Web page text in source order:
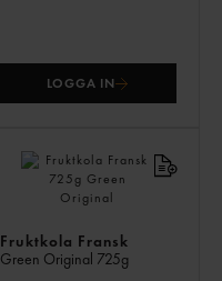
LOGGA IN
Fruktkola Fransk
Green Original 725g